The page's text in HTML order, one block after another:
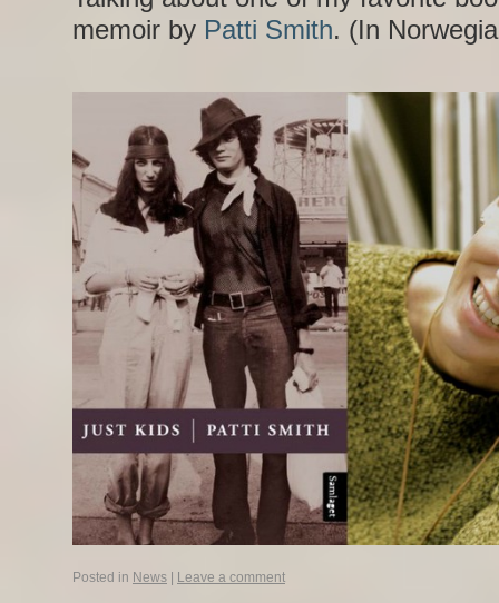
memoir by Patti Smith. (In
Posted in News Leave a comment